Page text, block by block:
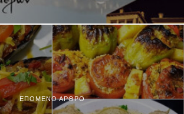
ΕΠΌΜΕΝΟ ΆΡΘΡΟ